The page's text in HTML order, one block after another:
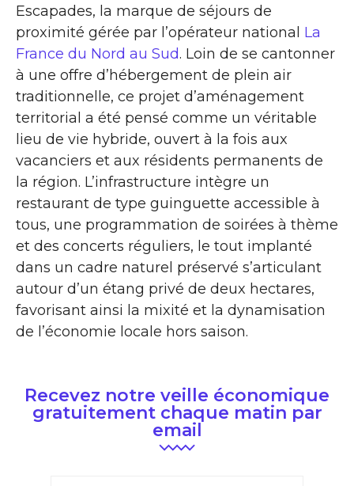
Escapades, la marque de séjours de
proximité gérée par l’opérateur national La
France du Nord au Sud. Loin de se cantonner
à une offre d’hébergement de plein air
traditionnelle, ce projet d’aménagement
territorial a été pensé comme un véritable
lieu de vie hybride, ouvert à la fois aux
vacanciers et aux résidents permanents de
la région. L’infrastructure intègre un
restaurant de type guinguette accessible à
tous, une programmation de soirées à thème
et des concerts réguliers, le tout implanté
dans un cadre naturel préservé s’articulant
autour d’un étang privé de deux hectares,
favorisant ainsi la mixité et la dynamisation
de l’économie locale hors saison.
Recevez notre veille économique
gratuitement chaque matin par
email